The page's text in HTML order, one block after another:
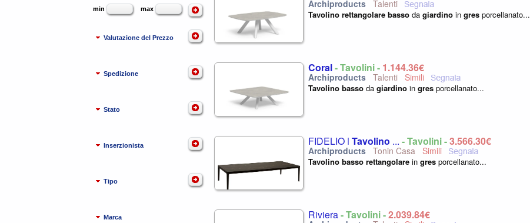
min
max
Valutazione del Prezzo
Spedizione
Stato
Inserzionista
Tipo
Marca
Talenti
Tavolino rettangolare basso da giardino in gres porcellanato...
Coral- Tavolini - 1.144,36€
Talenti
Tavolino basso da giardino in gres porcellanato...
FIDELIO | Tavolino ... - Tavolini -3.566,30€
Tonin Casa
Tavolino basso rettangolare in gres porcellanato...
Riviera- Tavolini -2.039,84€